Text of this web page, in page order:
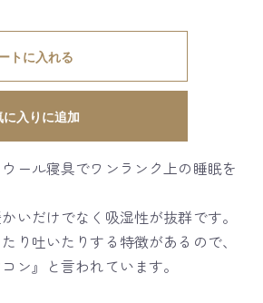
トに入れる
に入りに追加
ウール寝具でワンランク上の睡眠を
いだけでなく吸湿性が抜群です。
り吐いたりする特徴があるので、
ン』と言われています。